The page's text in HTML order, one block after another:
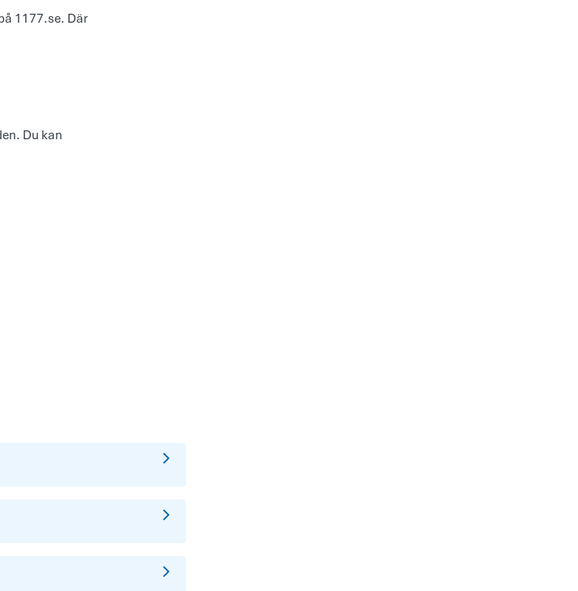
1177.se. Där
Du kan